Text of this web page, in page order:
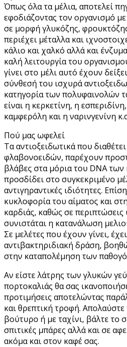
Όπως όλα τα μέλια, αποτελεί
εφοδιάζοντας τον οργανισμό
σε μορφή γλυκόζης,
περιέχει μέταλλα και
κάλιο και χαλκό αλλά και
καλή λειτουργία του
γίνει στο μέλι αυτό έχουν
σύνθεσή του ισχυρά
κατηγορία των πολυφαινολών
είναι η κερκετίνη, η
καμφερόλη και η ναρινγενίνη
Πού μας ωφελεί
Τα αντιοξειδωτικά που
φλαβονοειδών, παρέχουν
βλάβες στα μόρια του DNA
προσδίδει στο συγκεκριμένο
αντιγηραντικές ιδιότητες.
κυκλοφορία του αίματος και
καρδιάς, καθώς σε
συνιστάται η κατανάλωση
Σε μελέτες που έχουν γίνει,
αντιβακτηριδιακή δράση,
στην καταπολέμηση των
Αν είστε λάτρης των γλυκών
πορτοκαλιάς θα σας
προτιμήσεις αποτελώντας
και θρεπτική τροφή.
βούτυρο ή με ταχίνι, βάλτε το
σπιτικές μπάρες αλλά και σε
ακόμα και στον καφέ σας.